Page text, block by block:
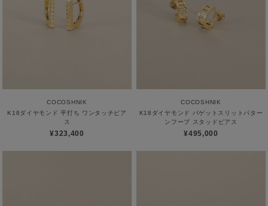
COCOSHNIK
K18ダイヤモンド 平打ち ワンタッチピア
ス
¥323,400
COCOSHNIK
K18ダイヤモンド バゲットスリットパター
ンフープ スタッドピアス
¥495,000